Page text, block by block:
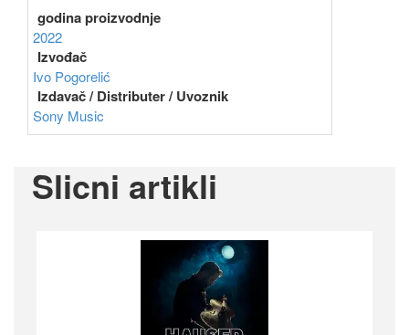
godina proizvodnje
2022
Izvođač
Ivo Pogorelić
Izdavač / Distributer / Uvoznik
Sony Music
Slicni artikli